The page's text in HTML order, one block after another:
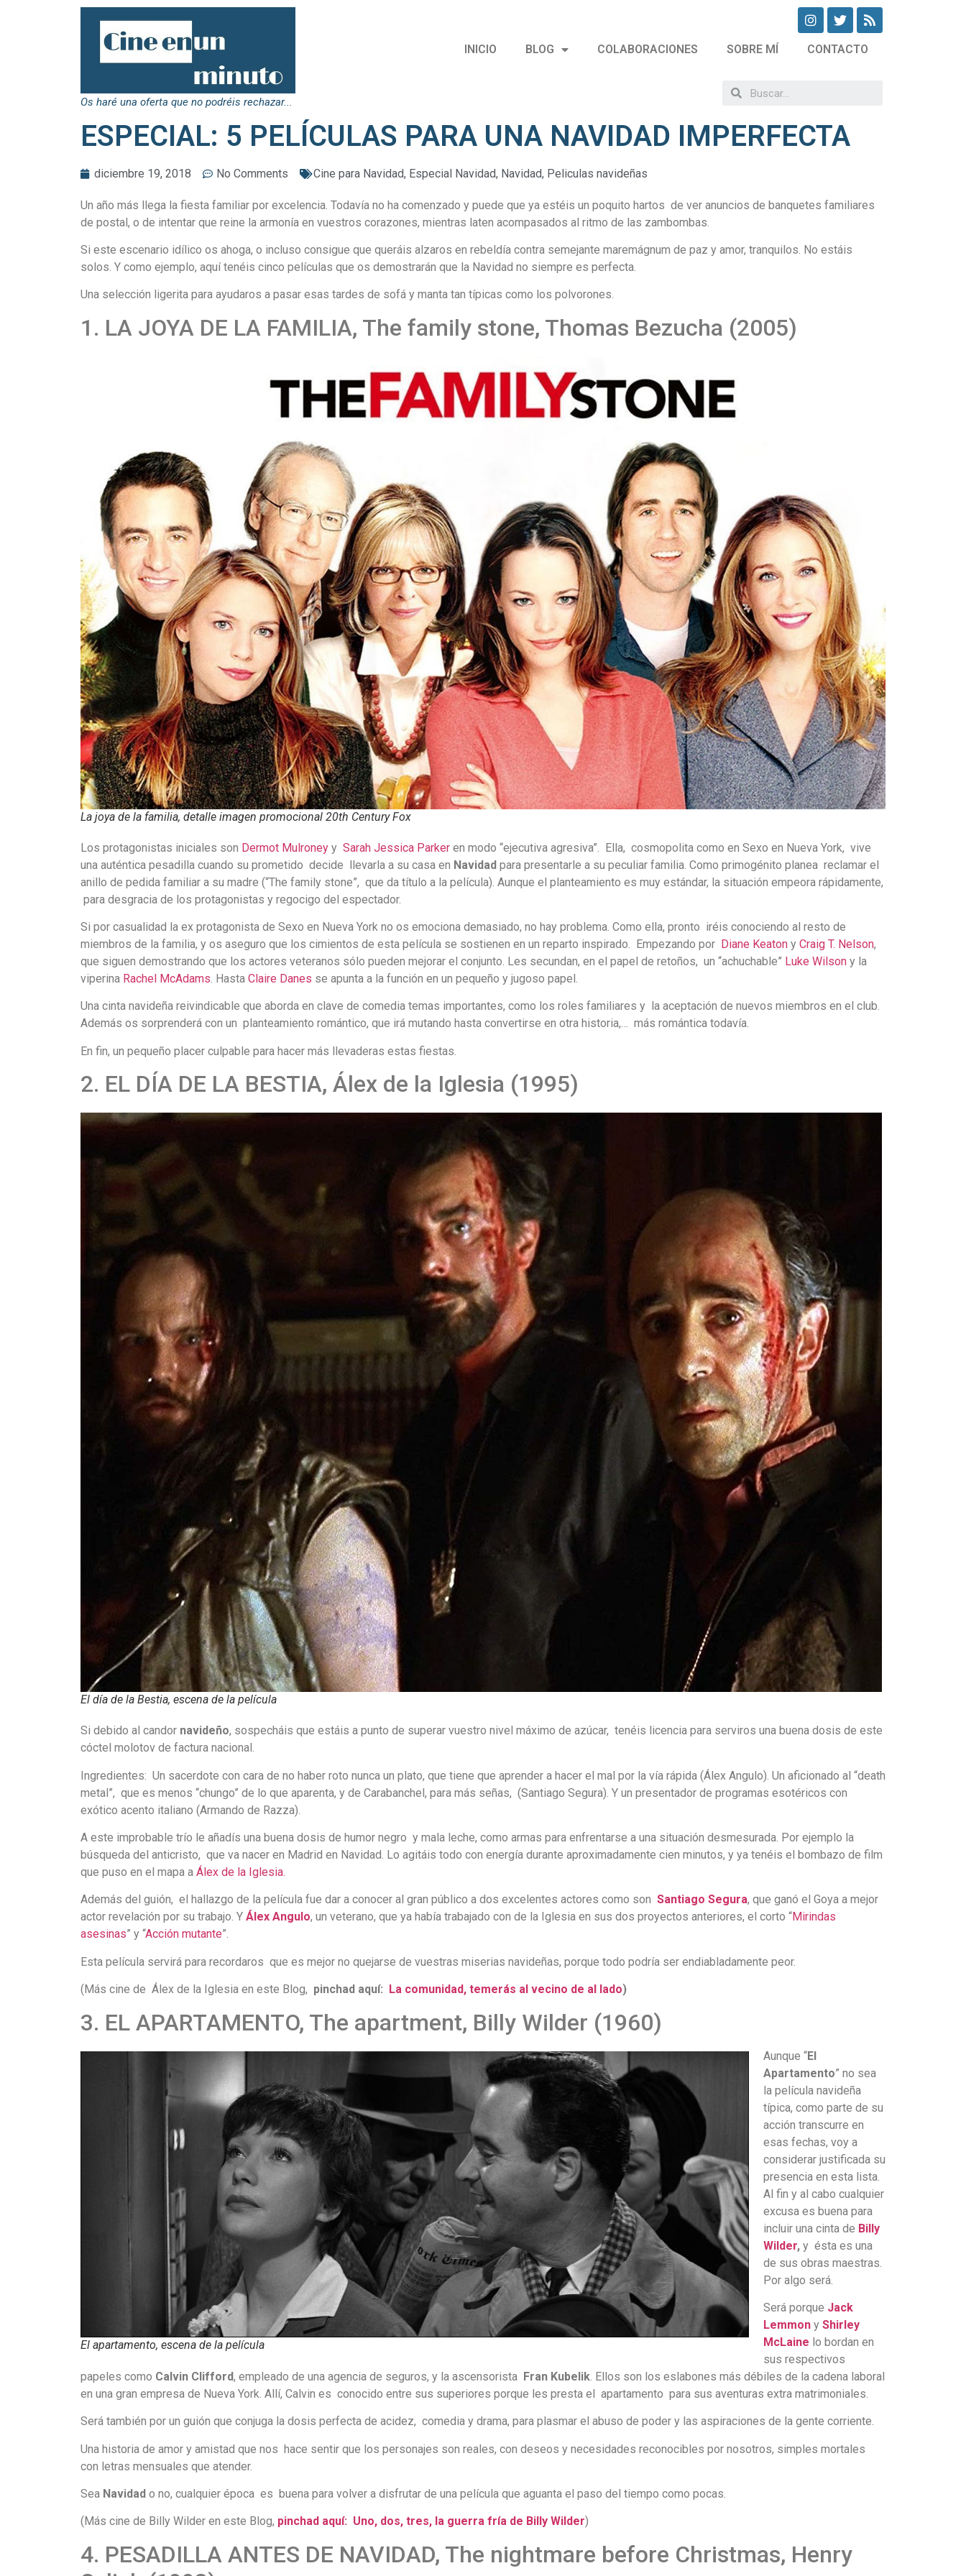
Os haré una oferta que no podréis rechazar...
INICIO BLOG COLABORACIONES SOBRE MÍ CONTACTO
ESPECIAL: 5 PELÍCULAS PARA UNA NAVIDAD IMPERFECTA
diciembre 19, 2018 No Comments Cine para Navidad, Especial Navidad, Navidad, Peliculas navideñas
Un año más llega la fiesta familiar por excelencia. Todavía no ha comenzado y puede que ya estéis un poquito hartos de ver anuncios de banquetes familiares
de postal, o de intentar que reine la armonía en vuestros corazones, mientras laten acompasados al ritmo de las zambombas.
Si este escenario idílico os ahoga, o incluso consigue que queráis alzaros en rebeldía contra semejante maremágnum de paz y amor, tranquilos. No estáis
solos. Y como ejemplo, aquí tenéis cinco películas que os demostrarán que la Navidad no siempre es perfecta.
Una selección ligerita para ayudaros a pasar esas tardes de sofá y manta tan típicas como los polvorones.
1. LA JOYA DE LA FAMILIA, The family stone, Thomas Bezucha (2005)
La joya de la familia, detalle imagen promocional 20th Century Fox
Los protagonistas iniciales son Dermot Mulroney y Sarah Jessica Parker en modo “ejecutiva agresiva”. Ella, cosmopolita como en Sexo en Nueva York, vive
una auténtica pesadilla cuando su prometido decide llevarla a su casa en Navidad para presentarle a su peculiar familia. Como primogénito planea reclamar el
anillo de pedida familiar a su madre (“The family stone”, que da título a la película). Aunque el planteamiento es muy estándar, la situación empeora rápidamente,
para desgracia de los protagonistas y regocigo del espectador.
Si por casualidad la ex protagonista de Sexo en Nueva York no os emociona demasiado, no hay problema. Como ella, pronto iréis conociendo al resto de
miembros de la familia, y os aseguro que los cimientos de esta película se sostienen en un reparto inspirado. Empezando por Diane Keaton y Craig T. Nelson,
que siguen demostrando que los actores veteranos sólo pueden mejorar el conjunto. Les secundan, en el papel de retoños, un “achuchable” Luke Wilson y la
viperina Rachel McAdams. Hasta Claire Danes se apunta a la función en un pequeño y jugoso papel.
Una cinta navideña reivindicable que aborda en clave de comedia temas importantes, como los roles familiares y la aceptación de nuevos miembros en el club.
Además os sorprenderá con un planteamiento romántico, que irá mutando hasta convertirse en otra historia,… más romántica todavía.
En fin, un pequeño placer culpable para hacer más llevaderas estas fiestas.
2. EL DÍA DE LA BESTIA, Álex de la Iglesia (1995)
El día de la Bestia, escena de la película
Si debido al candor navideño, sospecháis que estáis a punto de superar vuestro nivel máximo de azúcar, tenéis licencia para serviros una buena dosis de este
cóctel molotov de factura nacional.
Ingredientes: Un sacerdote con cara de no haber roto nunca un plato, que tiene que aprender a hacer el mal por la vía rápida (Álex Angulo). Un aficionado al “death
metal”, que es menos “chungo” de lo que aparenta, y de Carabanchel, para más señas, (Santiago Segura). Y un presentador de programas esotéricos con
exótico acento italiano (Armando de Razza).
A este improbable trío le añadís una buena dosis de humor negro y mala leche, como armas para enfrentarse a una situación desmesurada. Por ejemplo la
búsqueda del anticristo, que va nacer en Madrid en Navidad. Lo agitáis todo con energía durante aproximadamente cien minutos, y ya tenéis el bombazo de film
que puso en el mapa a Álex de la Iglesia.
Además del guión, el hallazgo de la película fue dar a conocer al gran público a dos excelentes actores como son Santiago Segura, que ganó el Goya a mejor
actor revelación por su trabajo. Y Álex Angulo, un veterano, que ya había trabajado con de la Iglesia en sus dos proyectos anteriores, el corto “Mirindas
asesinas” y “Acción mutante”.
Esta película servirá para recordaros que es mejor no quejarse de vuestras miserias navideñas, porque todo podría ser endiabladamente peor.
(Más cine de Álex de la Iglesia en este Blog, pinchad aquí: La comunidad, temerás al vecino de al lado)
3. EL APARTAMENTO, The apartment, Billy Wilder (1960)
El apartamento, escena de la película
Aunque “El
Apartamento” no sea
la película navideña
típica, como parte de su
acción transcurre en
esas fechas, voy a
considerar justificada su
presencia en esta lista.
Al fin y al cabo cualquier
excusa es buena para
incluir una cinta de Billy
Wilder, y ésta es una
de sus obras maestras.
Por algo será.
Será porque Jack
Lemmon y Shirley
McLaine lo bordan en
sus respectivos
papeles como Calvin Clifford, empleado de una agencia de seguros, y la ascensorista Fran Kubelik. Ellos son los eslabones más débiles de la cadena laboral
en una gran empresa de Nueva York. Allí, Calvin es conocido entre sus superiores porque les presta el apartamento para sus aventuras extra matrimoniales.
Será también por un guión que conjuga la dosis perfecta de acidez, comedia y drama, para plasmar el abuso de poder y las aspiraciones de la gente corriente.
Una historia de amor y amistad que nos hace sentir que los personajes son reales, con deseos y necesidades reconocibles por nosotros, simples mortales
con letras mensuales que atender.
Sea Navidad o no, cualquier época es buena para volver a disfrutar de una película que aguanta el paso del tiempo como pocas.
(Más cine de Billy Wilder en este Blog, pinchad aquí: Uno, dos, tres, la guerra fría de Billy Wilder)
4. PESADILLA ANTES DE NAVIDAD, The nightmare before Christmas, Henry